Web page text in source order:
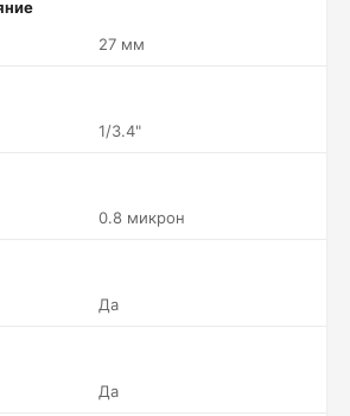
27 мм
1/3.4"
0.8 микрон
Да
Да